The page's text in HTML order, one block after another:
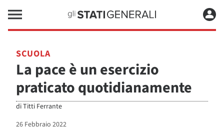
SCUOLA
La pace è un esercizio
praticato quotidianamente
diTitti Ferrante
26 Febbraio 2022